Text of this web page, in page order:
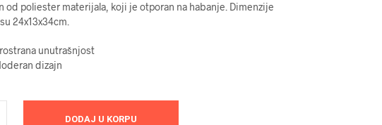
od poliester materijala, koji je otporan na habanje. Dimenzije
24x13x34cm.
unutrašnjost
dizajn
DODAJ U KORPU